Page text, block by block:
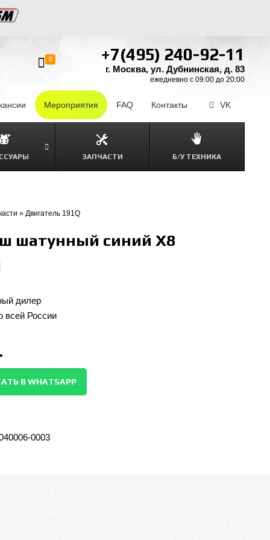
Мероприятия FAQ Контакты VK
ЗАПЧАСТИ Б/У ТЕХНИКА
+7(495) 240-92-11
г. Москва, ул. Дубнинская, д. 83
ежедневно с 09:00 до 20:00
0
»Двигатель 191Q
шатунный синий Х8
дилер
всей России
В WHATSAPP
0003